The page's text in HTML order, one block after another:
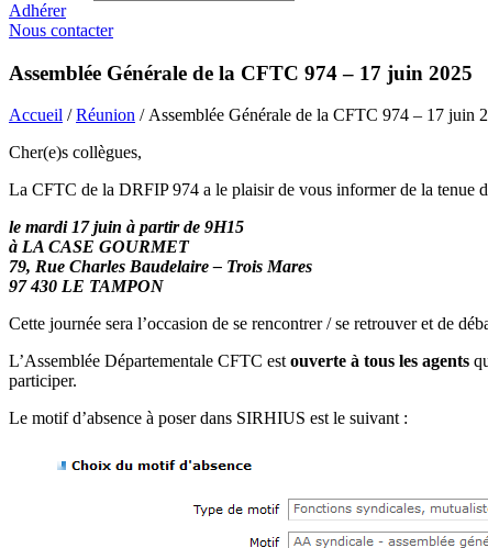
Adhérer
Nous contacter
Assemblée Générale de la CFTC 974 – 17 juin 2025
Accueil /Réunion / Assemblée Générale de la CFTC 974 – 17 juin
Cher(e)s collègues,
La CFTC de la DRFIP 974 a le plaisir de vous informer de la tenue
le mardi 17 juin à partir de 9H15
à LA CASE GOURMET
79, Rue Charles Baudelaire – Trois Mares
97 430 LE TAMPON
Cette journée sera l’occasion de se rencontrer / se retrouver et de
L’Assemblée Départementale CFTC estouverte à tous les agents
participer.
Le motif d’absence à poser dans SIRHIUS est le suivant :